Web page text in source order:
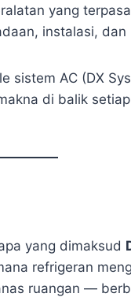
yang
instalasi, dan
sistem AC (DX
di balik
yang dimaksud
refrigeran
ruangan —